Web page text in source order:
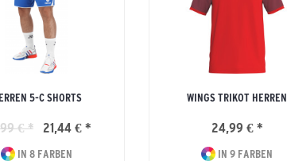
5-C SHORTS
€ * 21,44 € *
IN 8 FARBEN
WINGS TRIKOT HERREN
24,99 € *
IN 9 FARBEN